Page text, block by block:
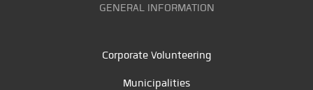
GENERAL INFORMATION
Corporate Volunteering
Municipalities